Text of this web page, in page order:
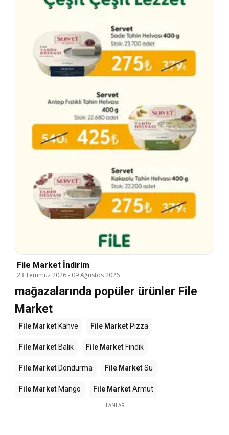
File Market İndirim
23 Temmuz 2026- 09 Ağustos 2026
mağazalarında popüler ürünler File
Market
File Market Kahve File Market Pizza
File Market Balık File Market Fındık
File Market Dondurma File MarketSu
File Market Mango File MarketArmut
İLANLAR